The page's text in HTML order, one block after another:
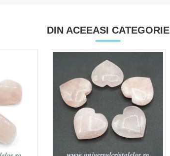
DIN ACEEASI CATEGORIE